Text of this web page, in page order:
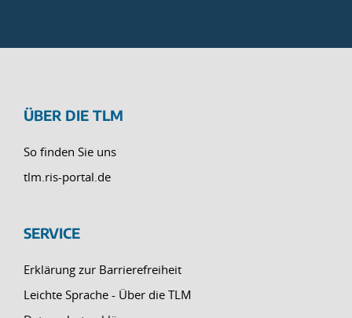
ÜBER DIE TLM
So finden Sie uns
tlm.ris-portal.de
SERVICE
Erklärung zur Barrierefreiheit
Leichte Sprache - Über die TLM